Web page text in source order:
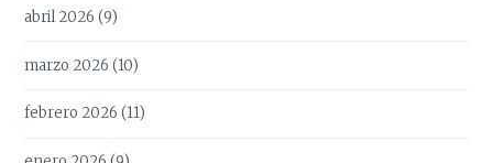
abril 2026 (9)
marzo 2026 (10)
febrero 2026 (11)